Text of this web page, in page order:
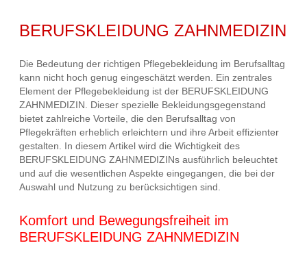
BERUFSKLEIDUNG ZAHNMEDIZIN
Die Bedeutung der richtigen Pflegebekleidung im Berufsalltag
kann nicht hoch genug eingeschätzt werden. Ein zentrales
Element der Pflegebekleidung ist der BERUFSKLEIDUNG
ZAHNMEDIZIN. Dieser spezielle Bekleidungsgegenstand
bietet zahlreiche Vorteile, die den Berufsalltag von
Pflegekräften erheblich erleichtern und ihre Arbeit effizienter
gestalten. In diesem Artikel wird die Wichtigkeit des
BERUFSKLEIDUNG ZAHNMEDIZINs ausführlich beleuchtet
und auf die wesentlichen Aspekte eingegangen, die bei der
Auswahl und Nutzung zu berücksichtigen sind.
Komfort und Bewegungsfreiheit im
BERUFSKLEIDUNG ZAHNMEDIZIN